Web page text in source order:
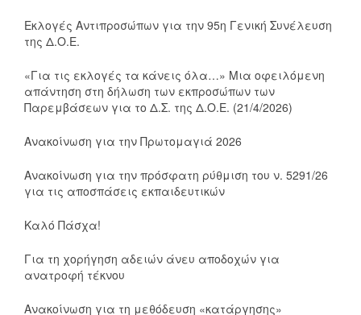
Εκλογές Αντιπροσώπων για την 95η Γενική Συνέλευση
της Δ.Ο.Ε.
«Για τις εκλογές τα κάνεις όλα…» Μια οφειλόμενη
απάντηση στη δήλωση των εκπροσώπων των
Παρεμβάσεων για το Δ.Σ. της Δ.Ο.Ε. (21/4/2026)
Ανακοίνωση για την Πρωτομαγιά 2026
Ανακοίνωση για την πρόσφατη ρύθμιση του ν. 5291/26
για τις αποσπάσεις εκπαιδευτικών
Καλό Πάσχα!
Για τη χορήγηση αδειών άνευ αποδοχών για
ανατροφή τέκνου
Ανακοίνωση για τη μεθόδευση «κατάργησης»